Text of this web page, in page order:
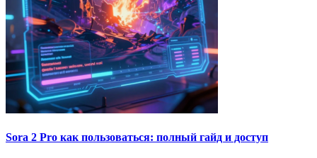
Sora 2 Pro как пользоваться: полный гайд и доступ